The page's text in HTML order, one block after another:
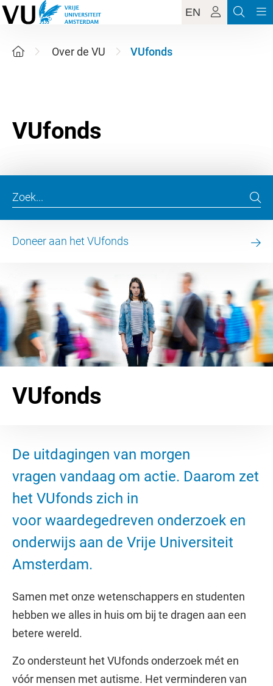
EN
Over de VU VUfonds
Doneer aan het VUfonds
VUfonds
De uitdagingen van morgen
vragen vandaag om actie. Daarom zet
het VUfonds zich in
voor waardegedreven onderzoek en
onderwijs aan de Vrije Universiteit
Amsterdam.
Samen met onze wetenschappers en studenten
hebben we alles in huis om bij te dragen aan een
betere wereld.
Zo ondersteunt het VUfonds onderzoek mét en
vóór mensen met autisme. Het verminderen van